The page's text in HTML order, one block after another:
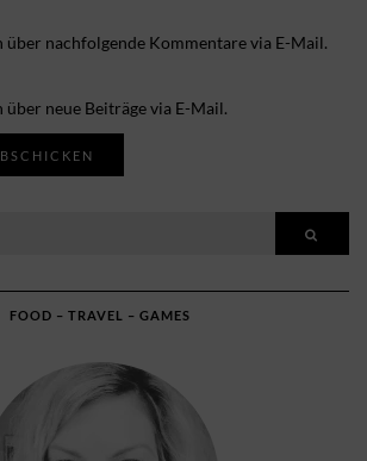
nachfolgende Kommentare via E-Mail.
neue Beiträge via E-Mail.
FOOD – TRAVEL – GAMES